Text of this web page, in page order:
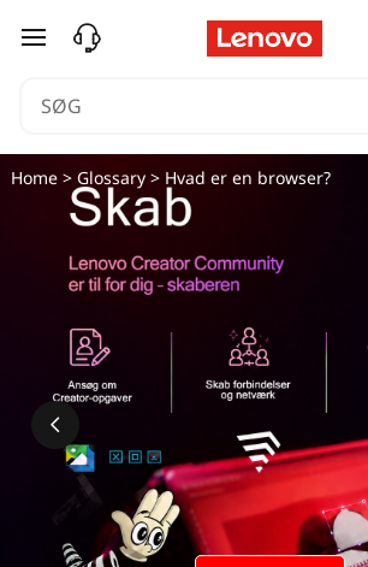
spring til hovedindhold
Home> Glossary> Hvad er en browser?